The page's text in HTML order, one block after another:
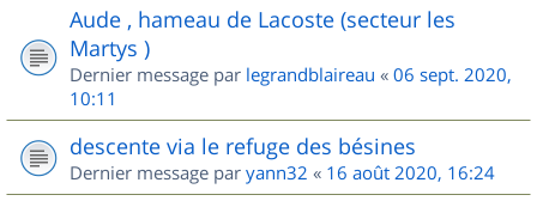
Aude , hameau de Lacoste (secteur les
Martys )
Dernier message par legrandblaireau « 06 sept. 2020,
10:11
descente via le refuge des bésines
Dernier message par yann32 « 16 août 2020, 16:24